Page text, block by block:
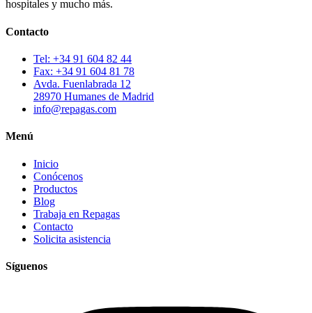
hospitales y mucho más.
Contacto
Tel: +34 91 604 82 44
Fax: +34 91 604 81 78
Avda. Fuenlabrada 12
28970 Humanes de Madrid
info@repagas.com
Menú
Inicio
Conócenos
Productos
Blog
Trabaja en Repagas
Contacto
Solicita asistencia
Síguenos